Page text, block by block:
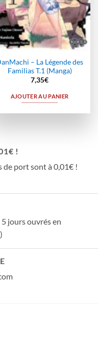
– La Légende des
Familias T.1 (Manga)
7,35€
AJOUTER AU PANIER
!
de port sont à 0,01€ !
jours ouvrés en